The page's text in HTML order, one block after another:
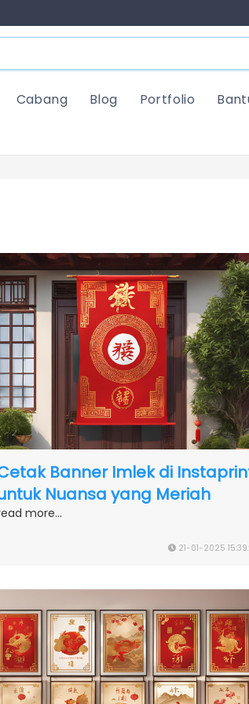
Cabang Blog Portfolio
Banner Imlek di
Nuansa yang Meriah
more...
21-01-2025